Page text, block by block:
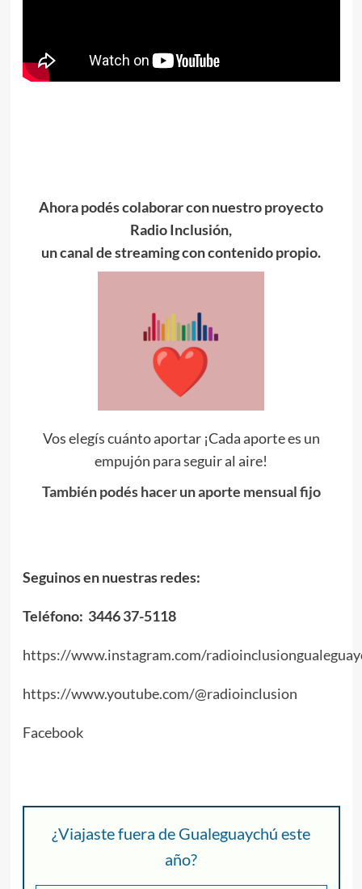
Ahora podés colaborar con nuestro proyecto
Radio Inclusión,
un canal de streaming con contenido propio.
Vos elegís cuánto aportar ¡Cada aporte es un
empujón para seguir al aire!
También podés hacer un aporte mensual fijo
Seguinos en nuestras redes:
Teléfono: 3446 37-5118
https://www.instagram.com/
https://www.youtube.com/@radioinclusion
Facebook
¿Viajaste fuera de Gualeguaychú este
año?